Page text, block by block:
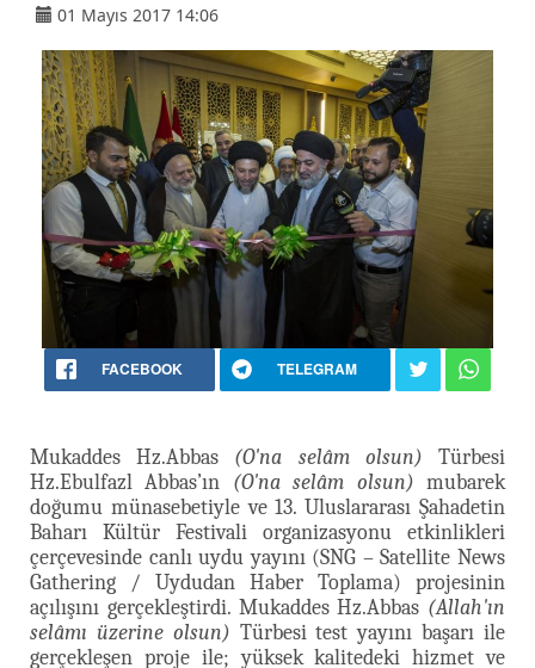
01 Mayıs 2017 14:06
FACEBOOK TELEGRAM
Mukaddes Hz.Abbas (O'na selâm olsun) Türbesi
Hz.Ebulfazl Abbas’ın (O'na selâm olsun) mubarek
doğumu münasebetiyle ve 13. Uluslararası Şahadetin
Baharı Kültür Festivali organizasyonu etkinlikleri
çerçevesinde canlı uydu yayını (SNG – Satellite News
Gathering / Uydudan Haber Toplama) projesinin
açılışını gerçekleştirdi. Mukaddes Hz.Abbas (Allah'ın
selâmı üzerine olsun) Türbesi test yayını başarı ile
gerçekleşen proje ile; yüksek kalitedeki hizmet ve